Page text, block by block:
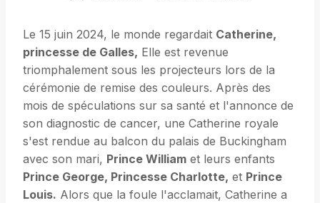
Le 15 juin 2024, le monde regardait Catherine,
princesse de Galles, Elle est revenue
triomphalement sous les projecteurs lors de la
cérémonie de remise des couleurs. Après des
mois de spéculations sur sa santé et l'annonce de
son diagnostic de cancer, une Catherine royale
s'est rendue au balcon du palais de Buckingham
avec son mari, Prince William et leurs enfants
Prince George, Princesse Charlotte, et Prince
Louis. Alors que la foule l'acclamait, Catherine a